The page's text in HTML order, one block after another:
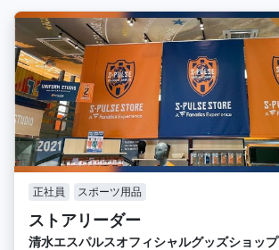
正社員 スポーツ用品
ストアリーダー
清水エスパルスオフィシャルグッズショップ